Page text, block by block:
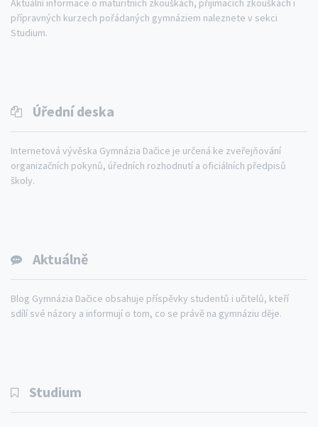
Aktuální informace o maturitních zkouškách, přijímacích zkouškách i
přípravných kurzech pořádaných gymnáziem naleznete v sekci
Studium.
Úřední deska
Internetová vývěska Gymnázia Dačice je určená ke zveřejňování
organizačních pokynů, úředních rozhodnutí a oficiálních předpisů
školy.
Aktuálně
Blog Gymnázia Dačice obsahuje příspěvky studentů i učitelů, kteří
sdílí své názory a informují o tom, co se právě na gymnáziu děje.
Studium